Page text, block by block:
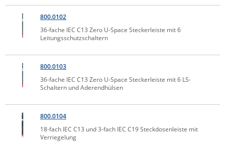
Siretta
SIRIO Antenne
Tactical Software
TEKTELIC
Teltonika
Vision
WATTECO
800.0102
36-fache IEC C13 Zero U-Space Steckerleiste mit 6
Leitungsschutzschaltern
800.0103
36-fache IEC C13 Zero U-Space Steckerleiste mit 6 LS-
Schaltern und Aderendhülsen
800.0104
18-fach IEC C13 und 3-fach IEC C19 Steckdosenleiste mit
Verriegelung